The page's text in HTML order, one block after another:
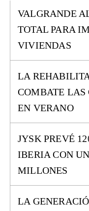
VALGRANDE
TOTAL PARA
VIVIENDAS
LA
COMBATE LAS
EN VERANO
JYSK PREVÉ
IBERIA CON
MILLONES
LA